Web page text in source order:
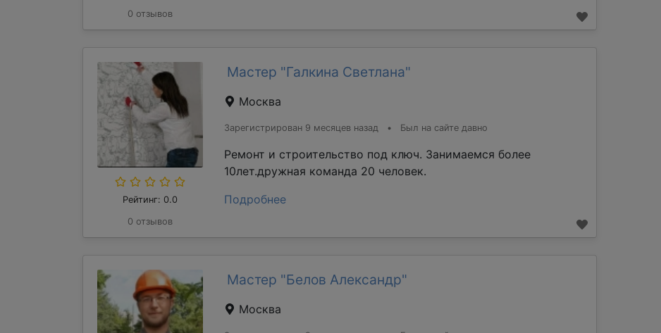
0 отзывов
Рейтинг: 0.0
0 отзывов
Мастер "Галкина Светлана"
Москва
Зарегистрирован 9 месяцев назад • Был на сайте давно
Ремонт и строительство под ключ. Занимаемся более
10лет.дружная команда 20 человек.
Подробнее
Мастер "Белов Александр"
Москва